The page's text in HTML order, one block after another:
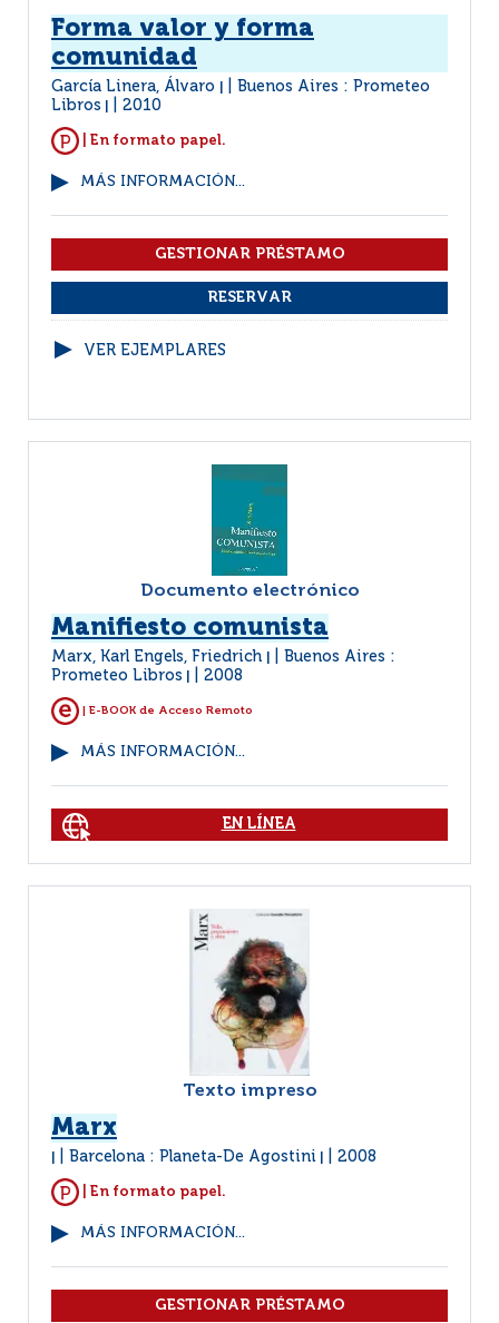
Forma valor y forma
comunidad
García Linera, Álvaro
Buenos Aires : Prometeo
Libros
2010
| En formato papel.
MÁS INFORMACIÓN...
VER EJEMPLARES
Documento electrónico
Manifiesto comunista
Marx, Karl Engels, Friedrich
Buenos Aires :
Prometeo Libros
2008
| E-BOOK de Acceso Remoto
MÁS INFORMACIÓN...
EN LÍNEA
Texto impreso
Marx
Barcelona : Planeta-De Agostini 2008
| En formato papel.
MÁS INFORMACIÓN...